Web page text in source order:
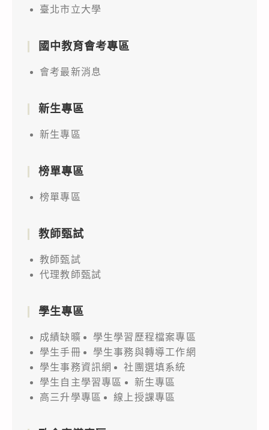
臺北市立大學
國中教育會考專區
會考最新消息
新生專區
新生專區
榜單專區
榜單專區
教師甄試
教師甄試
代理教師甄試
學生專區
成績缺曠
學生學習歷程檔案專區
學生手冊
學生事務與轉導工作網
學生事務資訊網
社團選填系統
學生自主學習專區
新生專區
高三升學專區
線上授課專區